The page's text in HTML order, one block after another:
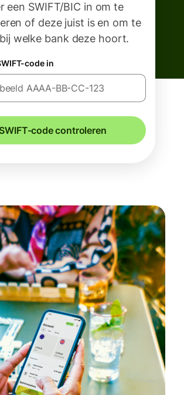
een SWIFT/BIC in om te
of deze juist is en om te
welke bank deze hoort.
code in
SWIFT-code controleren